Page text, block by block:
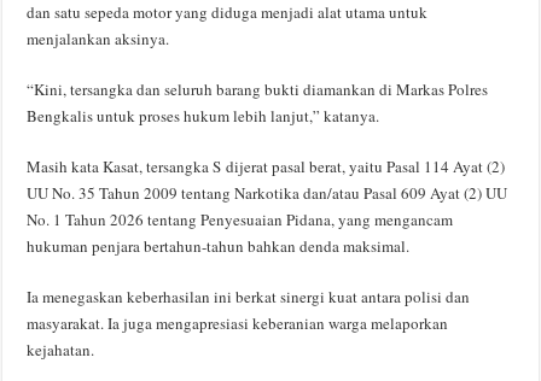
dan satu sepeda motor yang diduga menjadi alat utama untuk
menjalankan aksinya.
“Kini, tersangka dan seluruh barang bukti diamankan di Markas Polres
Bengkalis untuk proses hukum lebih lanjut,” katanya.
Masih kata Kasat, tersangka S dijerat pasal berat, yaitu Pasal 114 Ayat (2)
UU No. 35 Tahun 2009 tentang Narkotika dan/atau Pasal 609 Ayat (2) UU
No. 1 Tahun 2026 tentang Penyesuaian Pidana, yang mengancam
hukuman penjara bertahun-tahun bahkan denda maksimal.
Ia menegaskan keberhasilan ini berkat sinergi kuat antara polisi dan
masyarakat. Ia juga mengapresiasi keberanian warga melaporkan
kejahatan.